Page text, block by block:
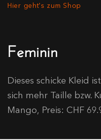
Hier geht's zum Shop
Feminin
Dieses schicke Kleid
sich mehr Taille bzw.
Mango, Preis: CHF